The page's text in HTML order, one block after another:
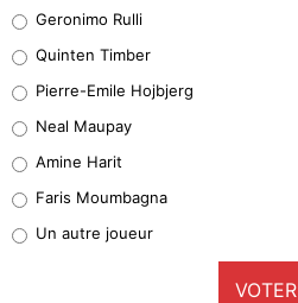
32%
5%
1%
9%
Geronimo Rulli
Quinten Timber
Pierre-Emile Hojbjerg
Neal Maupay
Amine Harit
Faris Moumbagna
Un autre joueur
VOTER